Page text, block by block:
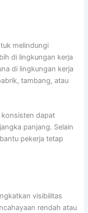
melindungi
di lingkungan kerja
di lingkungan kerja
tambang, atau
konsisten dapat
panjang. Selain
pekerja tetap
visibilitas
rendah atau